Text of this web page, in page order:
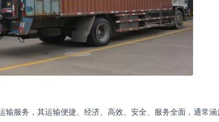
输服务，其运输便捷、经济、高效、安全、服务全面，通常涵